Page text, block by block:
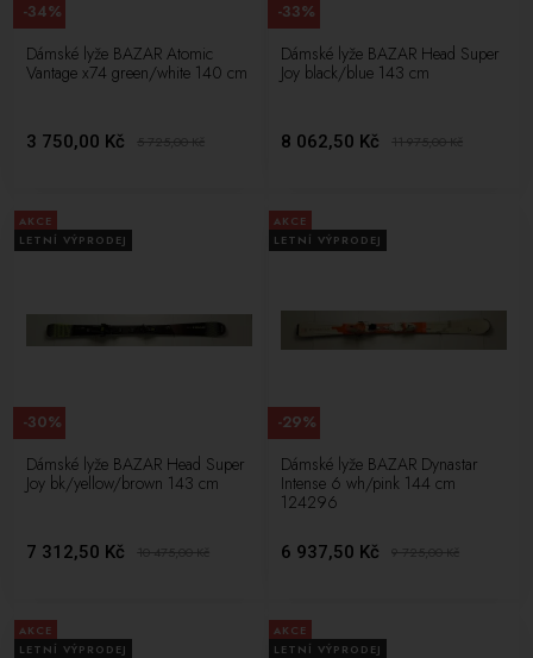
Dámské lyže BAZAR Atomic
Vantage x74 green/white 140 cm
3 750,00 Kč 5 725,00Kč
-34%
Dámské lyže BAZAR Head Super
Joy black/blue 143 cm
8 062,50 Kč 11 975,00Kč
-33%
AKCE
LETNÍ VÝPRODEJ
Dámské lyže BAZAR Head Super
Joy bk/yellow/brown 143 cm
7 312,50 Kč 10 475,00Kč
-30%
AKCE
LETNÍ VÝPRODEJ
Dámské lyže BAZAR Dynastar
Intense 6 wh/pink 144 cm
124296
6 937,50 Kč 9 725,00Kč
-29%
AKCE
LETNÍ VÝPRODEJ
AKCE
LETNÍ VÝPRODEJ